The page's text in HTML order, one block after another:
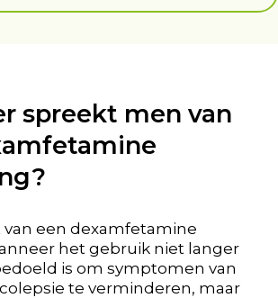
spreekt men van
van een dexamfetamine
het gebruik niet langer
is om symptomen van
te verminderen, maar